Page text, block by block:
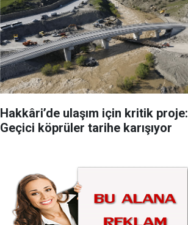
Hakkâri’de ulaşım için kritik proje:
Geçici köprüler tarihe karışıyor